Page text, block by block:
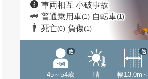
車両相互 小破事故
普通乗用車(1) 自転車(1)
死亡(0) 負傷(1)
45～54歳
他
晴 幅13.0m～
他